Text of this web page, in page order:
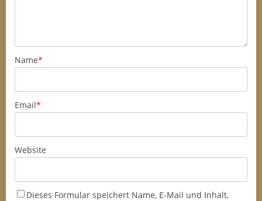
Name*
Email*
Website
Dieses Formular speichert Name, E-Mail und Inhalt,